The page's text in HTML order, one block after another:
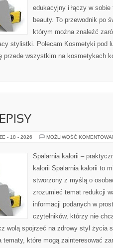
edukacyjny i łączy w
beauty. To przewodnik po
którym można znaleźć
stylistki. Polecam Kosmetyki pod
przede wszystkim na kosmetykach
- 18 - 2026 MOŻLIWOŚĆ
Spalarnia kalorii –
kalorii Spalarnia kalorii to
stworzony z myślą o
zrozumieć temat redukcji
informacji podanych w
czytelników, którzy nie
wolą spojrzeć na zdrowy styl życia
tematy, które mogą zainteresować